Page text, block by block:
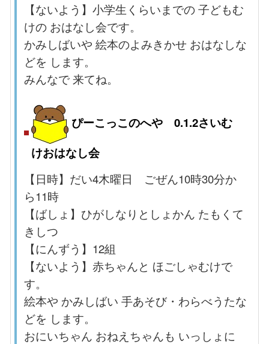
【ないよう】小学生くらいまでの 子どもむ
けの おはなし会です。
かみしばいや 絵本のよみきかせ おはなしな
どを します。
みんなで 来てね。
ぴーこっこのへや 0.1.2さいむ
けおはなし会
【日時】だい4木曜日 ごぜん10時30分か
ら11時
【ばしょ】ひがしなりとしょかん たもくて
きしつ
【にんずう】 12組
【ないよう】赤ちゃんと ほごしゃむけで
す。
絵本や かみしばい 手あそび・わらべうたな
どを します。
おにいちゃん おねえちゃんも いっしょに